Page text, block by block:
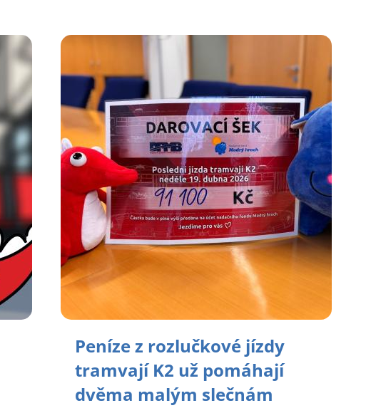
Peníze z rozlučkové jízdy
tramvají K2 už pomáhají
dvěma malým slečnám